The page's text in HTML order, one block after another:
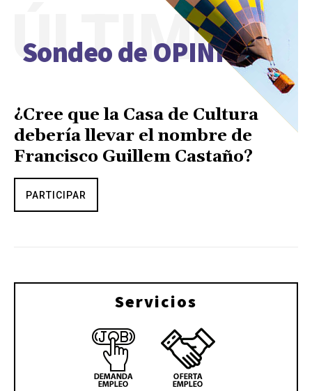
Sondeo de OPINIÓN
ÚLTIMO
¿Cree que la Casa de Cultura
debería llevar el nombre de
Francisco Guillem Castaño?
PARTICIPAR
Servicios